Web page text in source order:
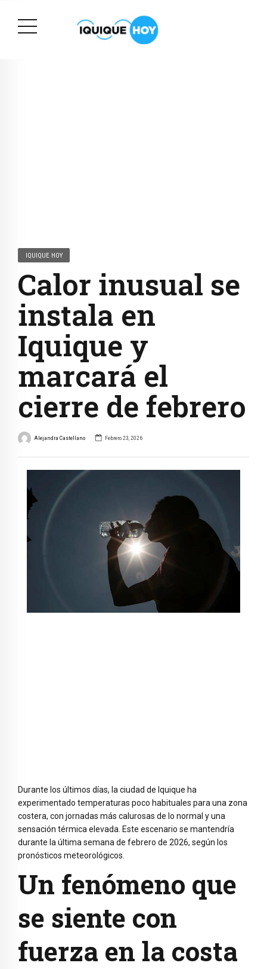
IQUIQUE HOY
Calor inusual se
instala en
Iquique y
marcará el
cierre de febrero
Alejandra Castellano Febrero 23, 2026
Durante los últimos días, la ciudad de Iquique ha
experimentado temperaturas poco habituales para una zona
costera, con jornadas más calurosas de lo normal y una
sensación térmica elevada. Este escenario se mantendría
durante la última semana de febrero de 2026, según los
pronósticos meteorológicos.
Un fenómeno que
se siente con
fuerza en la costa